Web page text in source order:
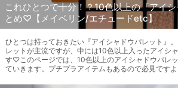
これひとつで十分！？10色以上の『アイ
とめ♡【メイベリン/エチュードetc】
ひとつは持っておきたい『アイシャドウパレット』
レットが主流ですが、中には10色以上入ったアイシ
す♡このページでは、10色以上のアイシャドウパレ
ていきます。プチプラアイテムもあるので必見です